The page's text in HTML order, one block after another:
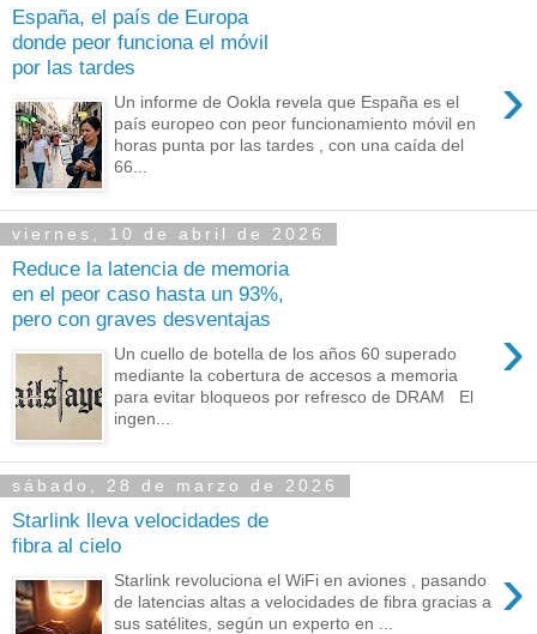
España, el país de Europa
donde peor funciona el móvil
por las tardes
›
Un informe de Ookla revela que España es el
país europeo con peor funcionamiento móvil en
horas punta por las tardes , con una caída del
66...
viernes, 10 de abril de 2026
Reduce la latencia de memoria
en el peor caso hasta un 93%,
pero con graves desventajas
›
Un cuello de botella de los años 60 superado
mediante la cobertura de accesos a memoria
para evitar bloqueos por refresco de DRAM El
ingen...
sábado, 28 de marzo de 2026
Starlink lleva velocidades de
fibra al cielo
›
Starlink revoluciona el WiFi en aviones , pasando
de latencias altas a velocidades de fibra gracias a
sus satélites, según un experto en ...